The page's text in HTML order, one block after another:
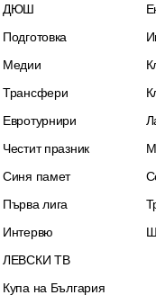
ДЮШ
Подготовка
Медии
Трансфери
Евротурнири
Честит празник
Синя памет
Първа лига
Интервю
ЛЕВСКИ ТВ
Купа на България